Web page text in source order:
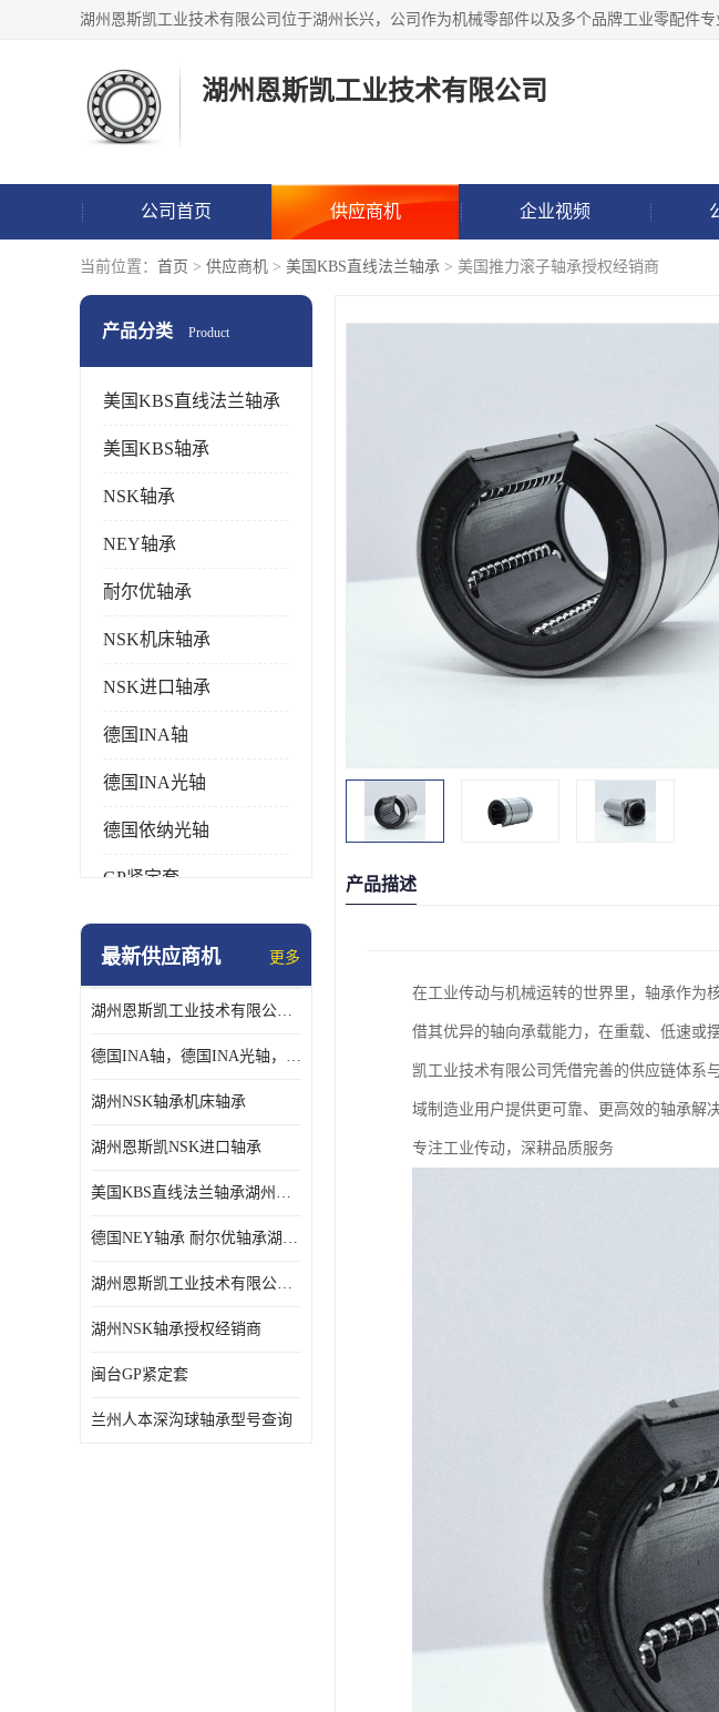
湖州恩斯凯工业技术有限公司
公司首页 供应商机 企业视频
当前位置： 首页 > 供应商机 > 美国KBS直线法兰轴承 > 美国推力滚子轴承授权经销商
产品分类 Product
美国KBS直线法兰轴承
美国KBS轴承
NSK轴承
NEY轴承
耐尔优轴承
NSK机床轴承
NSK进口轴承
德国INA轴
德国INA光轴
德国依纳光轴
GP紧定套
SKF轴承
日本NSK进口轴承
德国INA进口轴承
最新供应商机 更多
湖州恩斯凯工业技术有限公司 湖州NSK轴承
德国INA轴，德国INA光轴，德国依纳光轴
湖州NSK轴承机床轴承
湖州恩斯凯NSK进口轴承
美国KBS直线法兰轴承湖州KBS轴承
德国NEY轴承 耐尔优轴承湖州代理商
湖州恩斯凯工业技术有限公司NSK轴承*经销商
湖州NSK轴承授权经销商
闽台GP紧定套
兰州人本深沟球轴承型号查询
产品描述
在工业传动与机械运转的世界里，轴承作为
借其优异的轴向承载能力，在重载、低速或
凯工业技术有限公司凭借完善的供应链体系
域制造业用户提供更可靠、更高效的轴承解决
专注工业传动，深耕品质服务